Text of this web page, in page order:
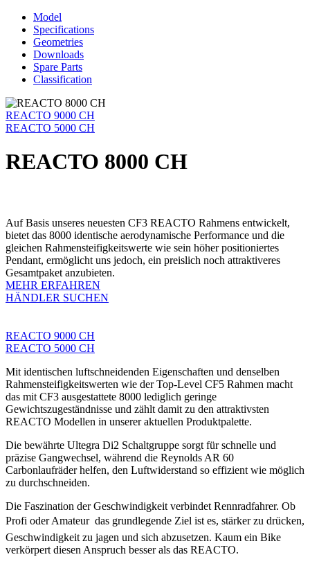
Model
Specifications
Geometries
Downloads
Spare Parts
Classification
REACTO 9000 CH
REACTO 5000 CH
REACTO 8000 CH
Auf Basis unseres neuesten CF3 REACTO Rahmens entwickelt,
bietet das 8000 identische aerodynamische Performance und die
gleichen Rahmensteifigkeitswerte wie sein höher positioniertes
Pendant, ermöglicht uns jedoch, ein preislich noch attraktiveres
Gesamtpaket anzubieten.
MEHR ERFAHREN
HÄNDLER SUCHEN
REACTO 9000 CH
REACTO 5000 CH
Mit identischen luftschneidenden Eigenschaften und denselben
Rahmensteifigkeitswerten wie der Top-Level CF5 Rahmen macht
das mit CF3 ausgestattete 8000 lediglich geringe
Gewichtszugeständnisse und zählt damit zu den attraktivsten
REACTO Modellen in unserer aktuellen Produktpalette.
Die bewährte Ultegra Di2 Schaltgruppe sorgt für schnelle und
präzise Gangwechsel, während die Reynolds AR 60
Carbonlaufräder helfen, den Luftwiderstand so effizient wie möglich
zu durchschneiden.
Die Faszination der Geschwindigkeit verbindet Rennradfahrer. Ob
Profi oder Amateur  das grundlegende Ziel ist es, stärker zu drücken,
Geschwindigkeit zu jagen und sich abzusetzen. Kaum ein Bike
verkörpert diesen Anspruch besser als das REACTO.